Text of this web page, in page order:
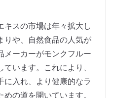
キスの市場は年々拡大し
りや、自然食品の人気が
メーカーがモンクフルー
います。これにより、
に入れ、より健康的なラ
の道を開いています。